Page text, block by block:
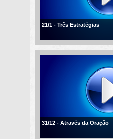
21/1 - Três Estratégias
31/12 - Através da Oração